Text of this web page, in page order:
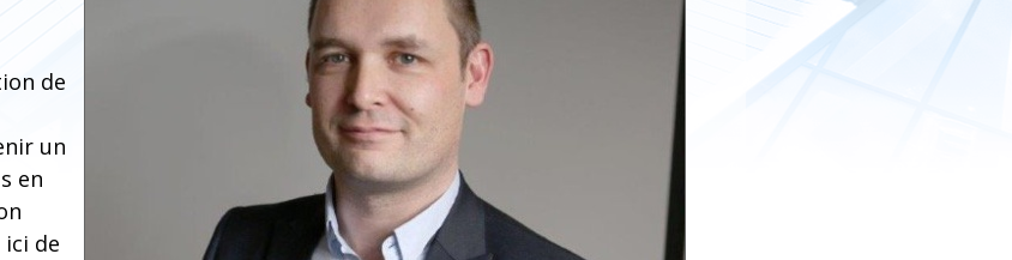
de
un
en
ici de